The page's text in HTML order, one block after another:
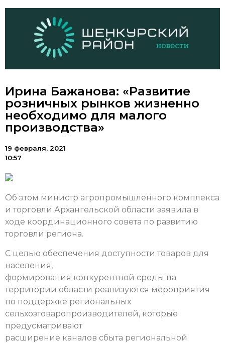
Ирина Бажанова: «Развитие
розничных рынков жизненно
необходимо для малого
производства»
19 февраля, 2021
10:57
Об этом министр агропромышленного комплекса
и торговли Архангельской области заявила в
ходе координационного совета по развитию
торговли региона.
С целью обеспечения доступности товаров для
населения,
формирования конкурентной среды на
территории области реализуются мероприятия
по поддержке региональных
сельхозтоваропроизводителей, которые
предусматривают
расширение каналов сбыта региональной